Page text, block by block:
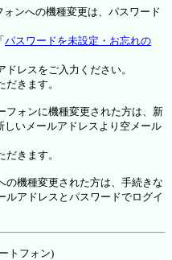
ンへの機種変更は、パスワード
パスワードを未設定・お忘れの
レスをご入力ください。
きます。
ォンに機種変更された方は、新
しいメールアドレスより空メール
きます。
機種変更された方は、手続きな
ルアドレスとパスワードでログイ
トフォン)